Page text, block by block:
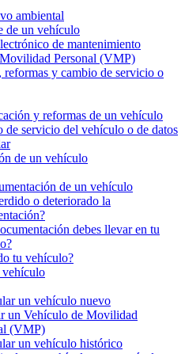
ambiental
de un vehículo
de mantenimiento
Personal (VMP)
y cambio de servicio o
y reformas de un vehículo
de servicio del vehículo o de datos
de un vehículo
de un vehículo
o deteriorado la
debes llevar en tu
tu vehículo?
un vehículo nuevo
un Vehículo de Movilidad
(VMP)
un vehículo histórico